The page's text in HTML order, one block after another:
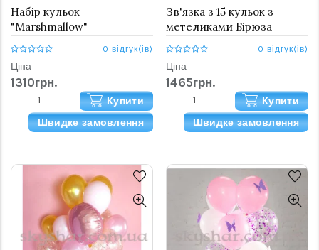
Набір кульок
"Marshmallow"
0 відгук(ів)
Ціна
1310грн.
Купити
Швидке замовлення
Зв'язка з 15 кульок з
метеликами Бірюза
0 відгук(ів)
Ціна
1465грн.
Купити
Швидке замовлення